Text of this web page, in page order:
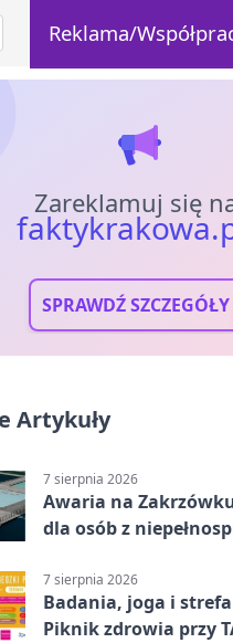
Reklama/
Zareklamuj się
SPRAWDŹ SZCZEGÓŁY
Artykuły
7 sierpnia 2026
Awaria na
dla osób z
7 sierpnia 2026
Badania, joga i
Piknik zdrowia przy